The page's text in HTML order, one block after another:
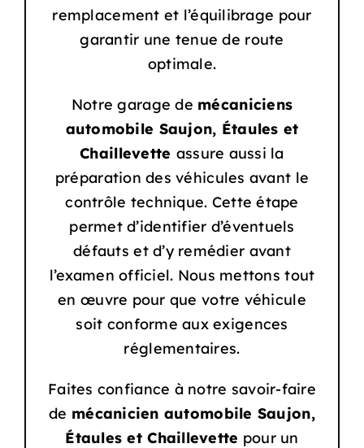
remplacement et l’équilibrage pour
garantir une tenue de route
optimale.
Notre garage de mécaniciens
automobile Saujon, Étaules et
Chaillevette assure aussi la
préparation des véhicules avant le
contrôle technique. Cette étape
permet d’identifier d’éventuels
défauts et d’y remédier avant
l’examen officiel. Nous mettons tout
en œuvre pour que votre véhicule
soit conforme aux exigences
réglementaires.
Faites confiance à notre savoir-faire
de mécanicien automobile Saujon,
Étaules et Chaillevette pour un